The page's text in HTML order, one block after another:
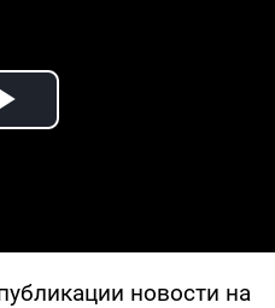
Play Video
новости на